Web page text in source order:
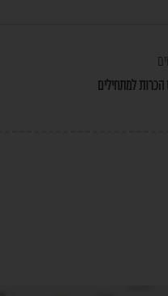
הכרות למתחילים